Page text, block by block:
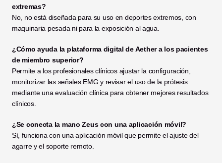
extremas?
No, no está diseñada para su uso en deportes extremos, con
maquinaria pesada ni para la exposición al agua.
¿Cómo ayuda la plataforma digital de Aether a los pacientes
de miembro superior?
Permite a los profesionales clínicos ajustar la configuración,
monitorizar las señales EMG y revisar el uso de la prótesis
mediante una evaluación clínica para obtener mejores resultados
clínicos.
¿Se conecta la mano Zeus con una aplicación móvil?
Sí, funciona con una aplicación móvil que permite el ajuste del
agarre y el soporte remoto.